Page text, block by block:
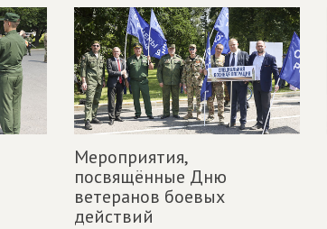
Мероприятия,
посвящённые Дню
ветеранов боевых
действий